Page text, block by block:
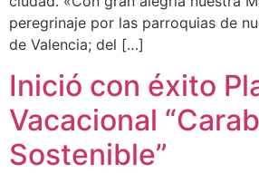
peregrinaje por las parroquias de
de Valencia; del […]
Inició con éxito
Vacacional
Sostenible”